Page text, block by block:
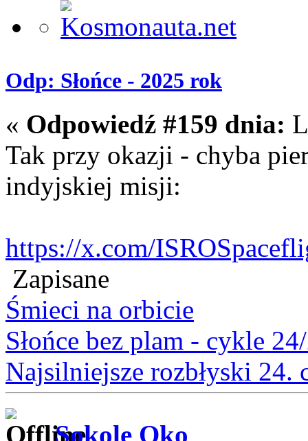
Odp: Słońce - 2025 rok
« Odpowiedź #159 dnia:
Tak przy okazji - chyba
indyjskiej misji:
https://x.com/
Zapisane
Śmieci na orbicie
Słońce bez plam - cykle
Najsilniejsze rozbłyski 24.
Sokole Oko